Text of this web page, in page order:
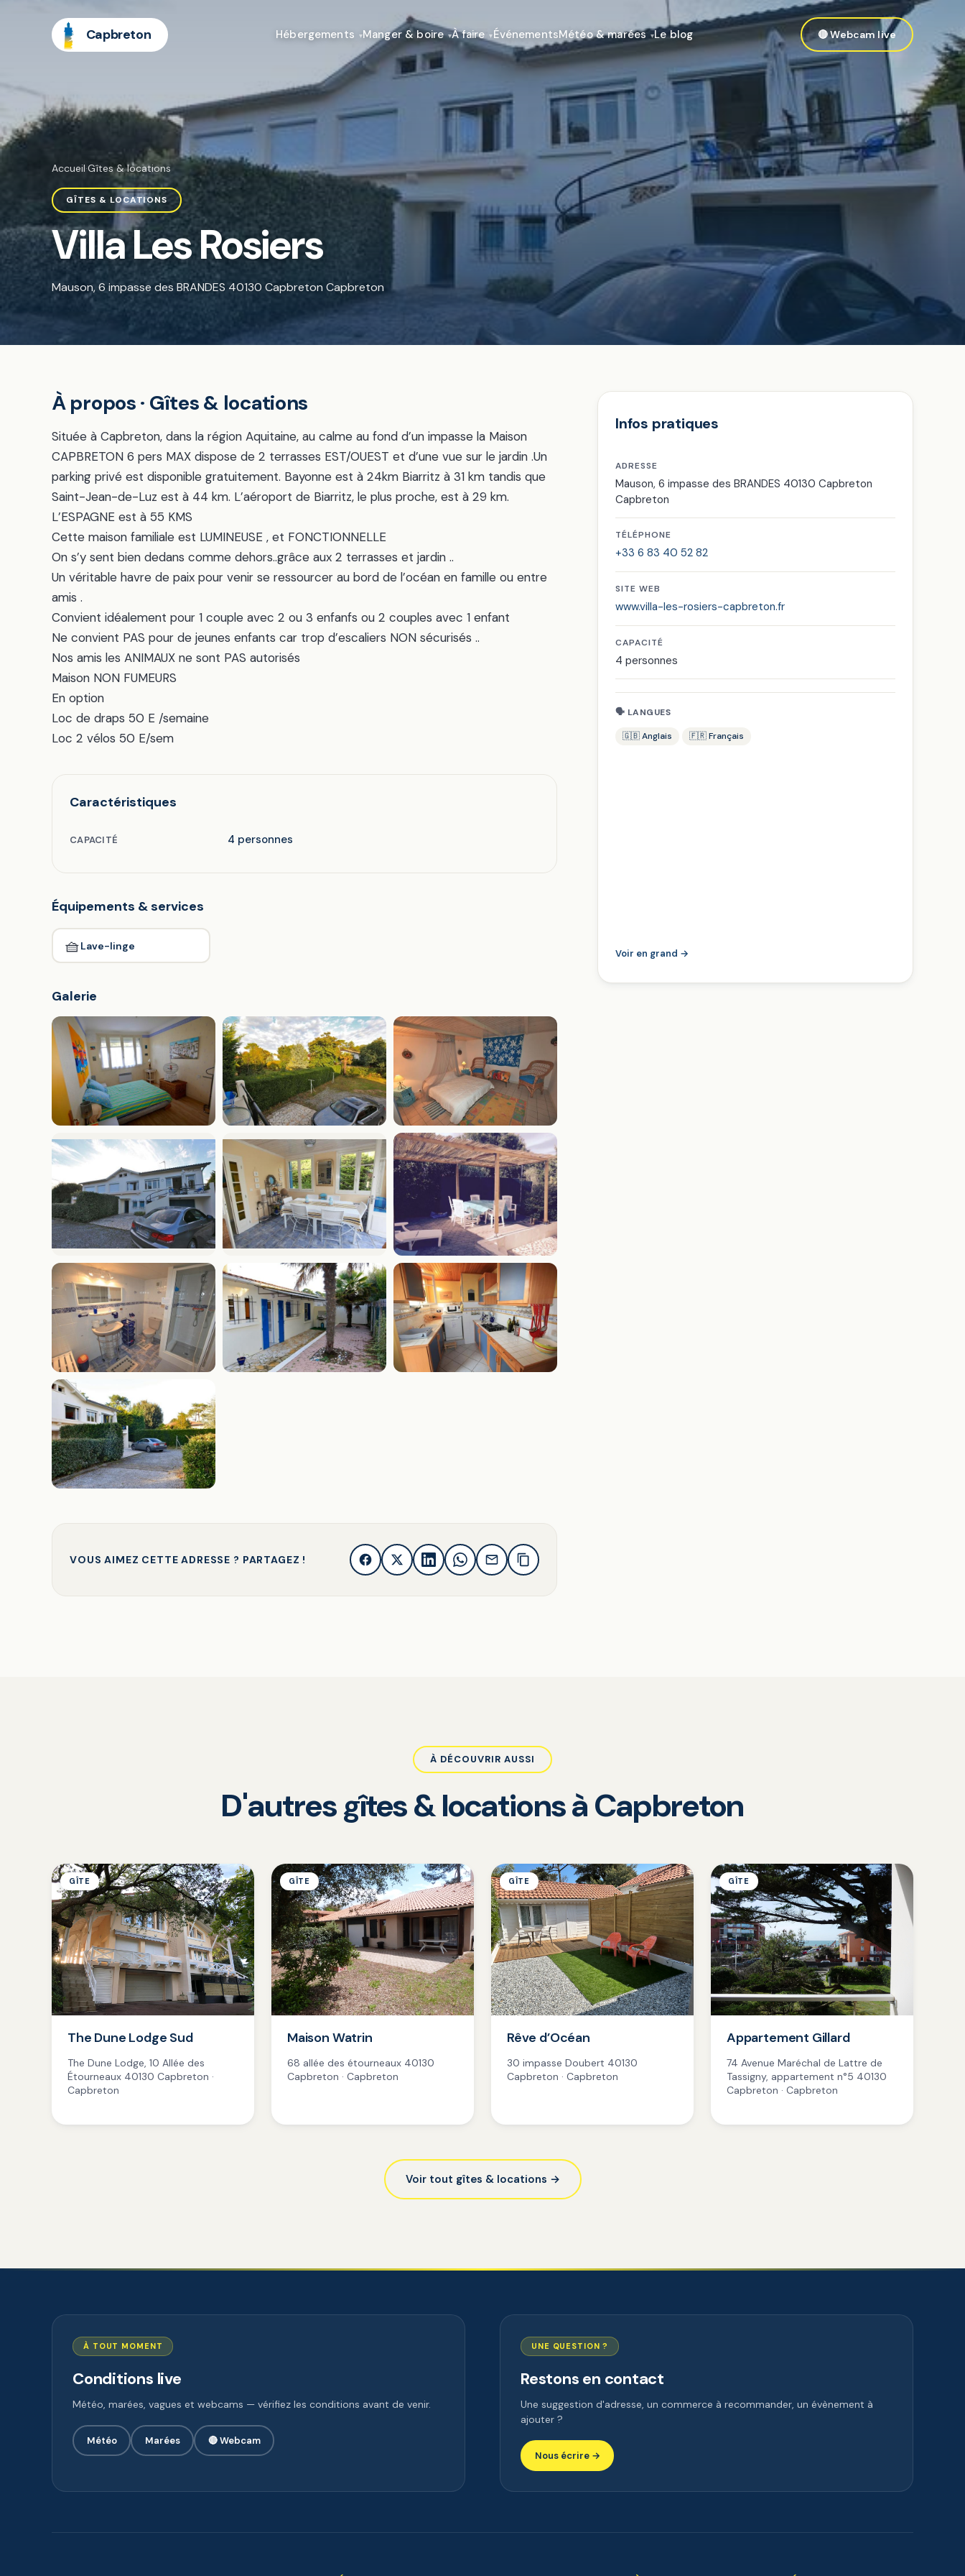
Capbreton Hébergements Manger & boire À faire ÉvénementsMétéo & marées Le blog 🔴 Webcam live
Accueil·Gîtes & locations
GÎTES & LOCATIONS
Villa Les Rosiers
Mauson, 6 impasse des BRANDES 40130 Capbreton Capbreton
À propos · Gîtes & locations
Située à Capbreton, dans la région Aquitaine, au calme au fond d’un impasse la Maison
CAPBRETON 6 pers MAX dispose de 2 terrasses EST/OUEST et d’une vue sur le jardin .Un
parking privé est disponible gratuitement. Bayonne est à 24km Biarritz à 31 km tandis que
Saint-Jean-de-Luz est à 44 km. L’aéroport de Biarritz, le plus proche, est à 29 km.
L’ESPAGNE est à 55 KMS
Cette maison familiale est LUMINEUSE , et FONCTIONNELLE
On s’y sent bien dedans comme dehors..grâce aux 2 terrasses et jardin ..
Un véritable havre de paix pour venir se ressourcer au bord de l’océan en famille ou entre
amis .
Convient idéalement pour 1 couple avec 2 ou 3 enfanfs ou 2 couples avec 1 enfant
Ne convient PAS pour de jeunes enfants car trop d’escaliers NON sécurisés ..
Nos amis les ANIMAUX ne sont PAS autorisés
Maison NON FUMEURS
En option
Loc de draps 50 E /semaine
Loc 2 vélos 50 E/sem
Caractéristiques
CAPACITÉ 4 personnes
Équipements & services
🧺Lave-linge
Galerie
VOUS AIMEZ CETTE ADRESSE ? PARTAGEZ !
Infos pratiques
ADRESSE
Mauson, 6 impasse des BRANDES 40130 Capbreton
Capbreton
TÉLÉPHONE
+33 6 83 40 52 82
SITE WEB
www.villa-les-rosiers-capbreton.fr
CAPACITÉ
4 personnes
🗣 LANGUES
🇬🇧 Anglais 🇫🇷 Français
Voir en grand →
À DÉCOUVRIR AUSSI
D'autres gîtes & locations à Capbreton
GÎTE
The Dune Lodge Sud
The Dune Lodge, 10 Allée des
Étourneaux 40130 Capbreton ·
Capbreton
GÎTE
Maison Watrin
68 allée des étourneaux 40130
Capbreton · Capbreton
GÎTE
Rêve d’Océan
30 impasse Doubert 40130
Capbreton · Capbreton
GÎTE
Appartement Gillard
74 Avenue Maréchal de Lattre de
Tassigny, appartement n°5 40130
Capbreton · Capbreton
Voir tout gîtes & locations →
À TOUT MOMENT
Conditions live
Météo, marées, vagues et webcams — vérifiez les conditions avant de venir.
Météo Marées 🔴 Webcam
UNE QUESTION ?
Restons en contact
Une suggestion d'adresse, un commerce à recommander, un évènement à
ajouter ?
Nous écrire →